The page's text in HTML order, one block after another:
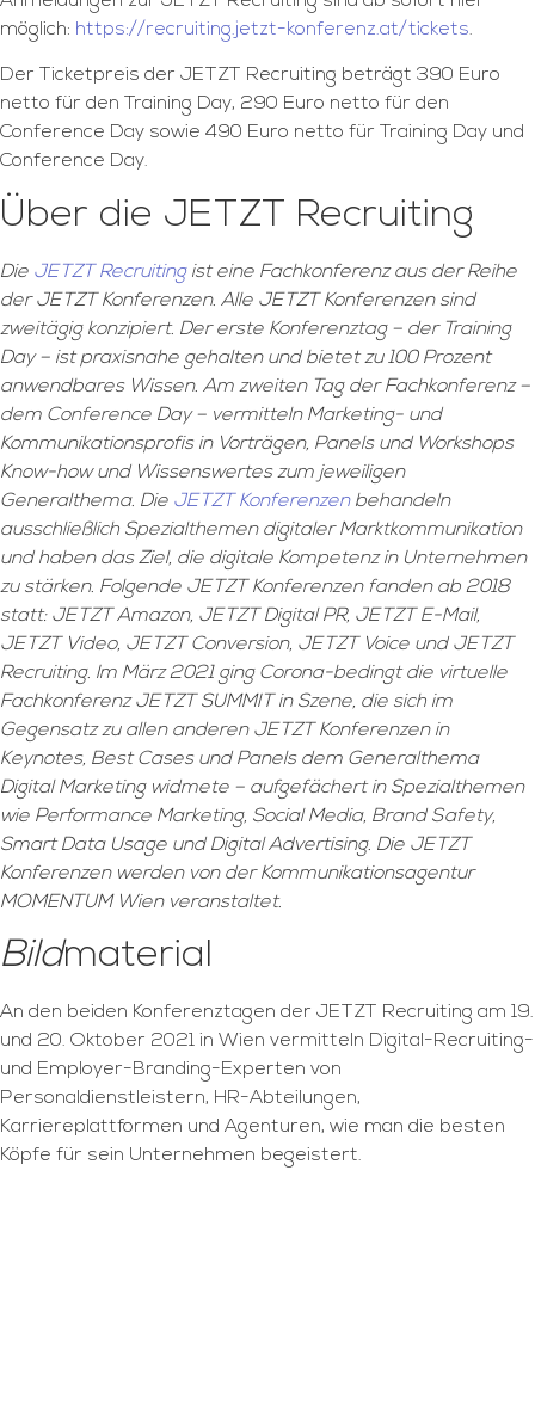
möglich: https://recruiting.jetzt-konferenz.at/tickets.
Der Ticketpreis der JETZT Recruiting beträgt 390 Euro
netto für den Training Day, 290 Euro netto für den
Conference Day sowie 490 Euro netto für Training Day und
Conference Day.
Über die JETZT Recruiting
Die JETZT Recruitingist eine Fachkonferenz aus der Reihe
der JETZT Konferenzen. Alle JETZT Konferenzen sind
zweitägig konzipiert. Der erste Konferenztag – der Training
Day – ist praxisnahe gehalten und bietet zu 100 Prozent
anwendbares Wissen. Am zweiten Tag der Fachkonferenz –
dem Conference Day – vermitteln Marketing- und
Kommunikationsprofis in Vorträgen, Panels und Workshops
Know-how und Wissenswertes zum jeweiligen
Generalthema. Die JETZT Konferenzenbehandeln
ausschließlich Spezialthemen digitaler Marktkommunikation
und haben das Ziel, die digitale Kompetenz in Unternehmen
zu stärken. Folgende JETZT Konferenzen fanden ab 2018
statt: JETZT Amazon, JETZT Digital PR, JETZT E-Mail,
JETZT Video, JETZT Conversion, JETZT Voice und JETZT
Recruiting. Im März 2021 ging Corona-bedingt die virtuelle
Fachkonferenz JETZT SUMMIT in Szene, die sich im
Gegensatz zu allen anderen JETZT Konferenzen in
Keynotes, Best Cases und Panels dem Generalthema
Digital Marketing widmete – aufgefächert in Spezialthemen
wie Performance Marketing, Social Media, Brand Safety,
Smart Data Usage und Digital Advertising. Die JETZT
Konferenzen werden von der Kommunikationsagentur
MOMENTUM Wien veranstaltet.
Bildmaterial
An den beiden Konferenztagen der JETZT Recruiting am 19.
und 20. Oktober 2021 in Wien vermitteln Digital-Recruiting-
und Employer-Branding-Experten von
Personaldienstleistern, HR-Abteilungen,
Karriereplattformen und Agenturen, wie man die besten
Köpfe für sein Unternehmen begeistert.